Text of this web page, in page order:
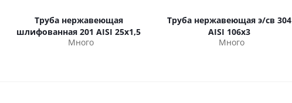
Труба нержавеющая
шлифованная 201 AISI 25х1,5
Много
Труба нержавеющая э/св 304
AISI 106х3
Много